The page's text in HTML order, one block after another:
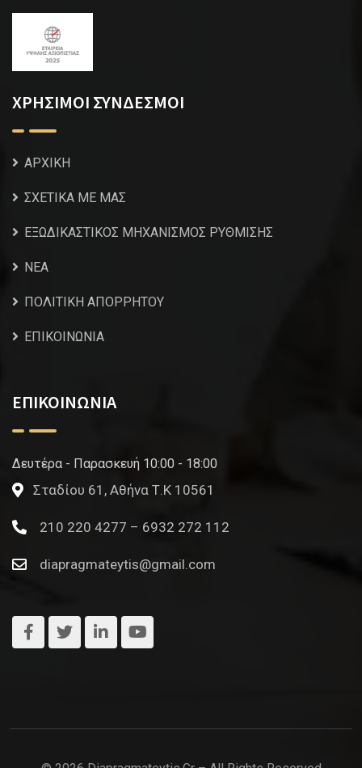
ΧΡΗΣΙΜΟΙ ΣΥΝΔΕΣΜΟΙ
ΑΡΧΙΚΗ
ΣΧΕΤΙΚΑ ΜΕ ΜΑΣ
ΕΞΩΔΙΚΑΣΤΙΚΟΣ ΜΗΧΑΝΙΣΜΟΣ ΡΥΘΜΙΣΗΣ
NEA
ΠΟΛΙΤΙΚΗ ΑΠΟΡΡΗΤΟΥ
ΕΠΙΚΟΙΝΩΝΙΑ
ΕΠΙΚΟΙΝΩΝΙΑ
Δευτέρα - Παρασκευή 10:00 - 18:00
Σταδίου 61, Αθήνα Τ.Κ 10561
210 220 4277 – 6932 272 112
diapragmateytis@gmail.com